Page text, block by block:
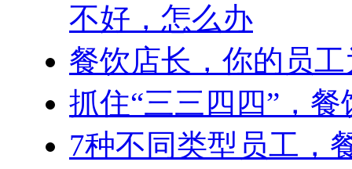
不好，怎么办
餐饮店长，你的员
抓住“三三四四”，
7种不同类型员工，